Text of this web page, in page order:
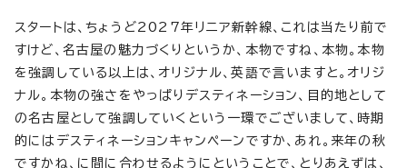
スタートは、ちょうど2027年リニア新幹線、これは当たり前で
すけど、名古屋の魅力づくりというか、本物ですね、本物。本物
を強調している以上は、オリジナル、英語で言いますと。オリジ
ナル。本物の強さをやっぱりデスティネーション、目的地として
の名古屋として強調していくという一環でございまして、時期
的にはデスティネーションキャンペーンですか、あれ。来年の秋
ですかね、に間に合わせるようにということで、とりあえずは、